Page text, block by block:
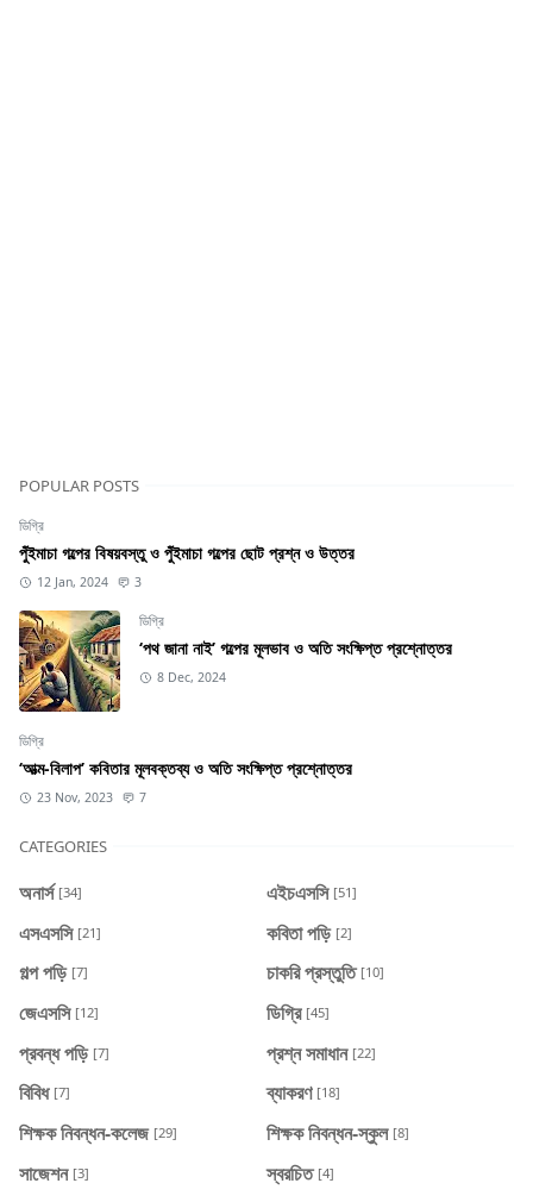
POPULAR POSTS
ডিগ্রি
পুঁইমাচা গল্পের বিষয়বস্তু ও পুঁইমাচা গল্পের ছোট প্রশ্ন ও উত্তর
12 Jan, 2024 3
ডিগ্রি
‘পথ জানা নাই’ গল্পের মূলভাব ও অতি সংক্ষিপ্ত প্রশ্নোত্তর
8 Dec, 2024
ডিগ্রি
‘আত্ম-বিলাপ’ কবিতার মূলবক্তব্য ও অতি সংক্ষিপ্ত প্রশ্নোত্তর
23 Nov, 2023 7
CATEGORIES
অনার্স [34] এইচএসসি [51]
এসএসসি [21] কবিতা পড়ি [2]
গল্প পড়ি [7] চাকরি প্রস্তুতি [10]
জেএসসি [12] ডিগ্রি [45]
প্রবন্ধ পড়ি [7] প্রশ্ন সমাধান [22]
বিবিধ [7] ব্যাকরণ [18]
শিক্ষক নিবন্ধন-কলেজ [29] শিক্ষক নিবন্ধন-স্কুল [8]
সাজেশন [3] স্বরচিত [4]